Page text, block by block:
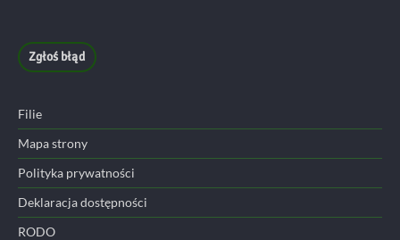
Zgłoś błąd
Filie
Mapa strony
Polityka prywatności
Deklaracja dostępności
RODO